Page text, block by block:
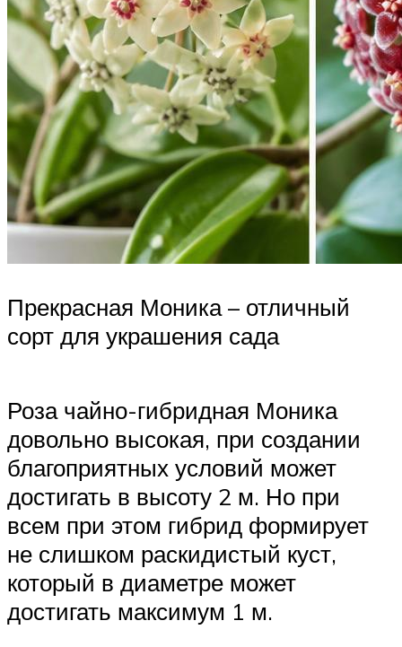
Прекрасная Моника – отличный
сорт для украшения сада
Роза чайно-гибридная Моника
довольно высокая, при создании
благоприятных условий может
достигать в высоту 2 м. Но при
всем при этом гибрид формирует
не слишком раскидистый куст,
который в диаметре может
достигать максимум 1 м.